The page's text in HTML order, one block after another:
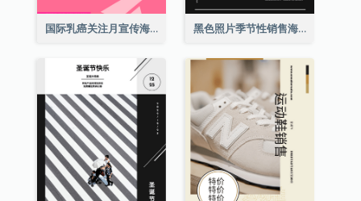
国际乳癌关注月宣传海报 黑色照片季节性销售海报